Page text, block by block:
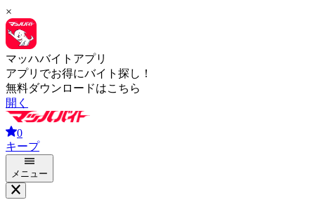
×
マッハバイトアプリ
アプリでお得にバイト探し！
無料ダウンロードはこちら
開く
0
キープ
メニュー